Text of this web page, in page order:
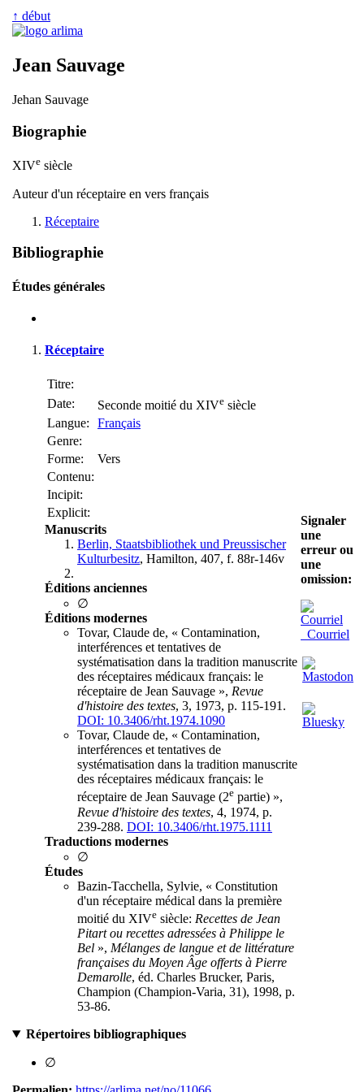
↑ début
Jean Sauvage
Jehan Sauvage
Biographie
XIVe siècle
Auteur d'un réceptaire en vers français
Réceptaire
Bibliographie
Études générales
Réceptaire
Titre:
Date:
Seconde moitié du XIVe siècle
Langue:
Français
Genre:
Forme:
Vers
Contenu:
Incipit:
Explicit:
Manuscrits
Berlin, Staatsbibliothek und Preussischer
Kulturbesitz, Hamilton, 407, f. 88r-146v
Éditions anciennes
∅
Éditions modernes
Tovar, Claude de, « Contamination,
interférences et tentatives de
systématisation dans la tradition manuscrite
des réceptaires médicaux français: le
réceptaire de Jean Sauvage », Revue
d'histoire des textes, 3, 1973, p. 115-191.
DOI: 10.3406/rht.1974.1090
Tovar, Claude de, « Contamination,
interférences et tentatives de
systématisation dans la tradition manuscrite
des réceptaires médicaux français: le
réceptaire de Jean Sauvage (2e partie) »,
Revue d'histoire des textes, 4, 1974, p.
239-288. DOI: 10.3406/rht.1975.1111
Traductions modernes
∅
Études
Bazin-Tacchella, Sylvie, « Constitution
d'un réceptaire médical dans la première
moitié du XIVe siècle: Recettes de Jean
Pitart ou recettes adressées à Philippe le
Bel », Mélanges de langue et de littérature
françaises du Moyen Âge offerts à Pierre
Demarolle, éd. Charles Brucker, Paris,
Champion (Champion-Varia, 31), 1998, p.
53-86.
Répertoires bibliographiques
∅
Signaler
une
erreur ou
une
omission:
Courriel